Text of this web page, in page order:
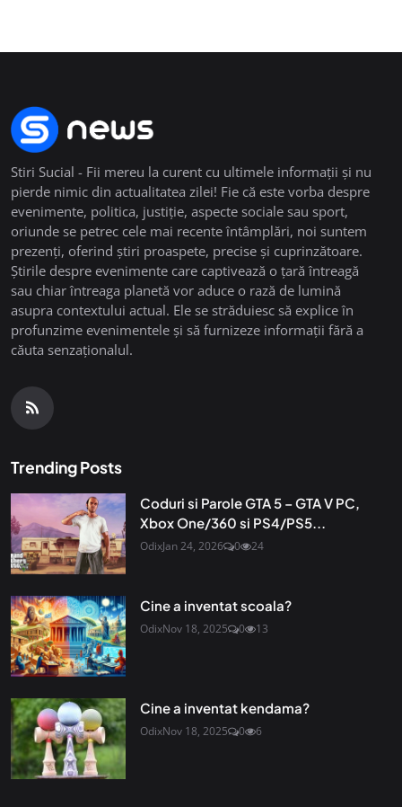
Stiri Sucial - Fii mereu la curent cu ultimele informații și nu
pierde nimic din actualitatea zilei! Fie că este vorba despre
evenimente, politica, justiție, aspecte sociale sau sport,
oriunde se petrec cele mai recente întâmplări, noi suntem
prezenți, oferind știri proaspete, precise și cuprinzătoare.
Știrile despre evenimente care captivează o țară întreagă
sau chiar întreaga planetă vor aduce o rază de lumină
asupra contextului actual. Ele se străduiesc să explice în
profunzime evenimentele și să furnizeze informații fără a
căuta senzaționalul.
Trending Posts
Coduri si Parole GTA 5 – GTA V PC,
Xbox One/360 si PS4/PS5...
OdixJan 24, 2026 0 24
Cine a inventat scoala?
OdixNov 18, 2025 0 13
Cine a inventat kendama?
OdixNov 18, 2025 0 6